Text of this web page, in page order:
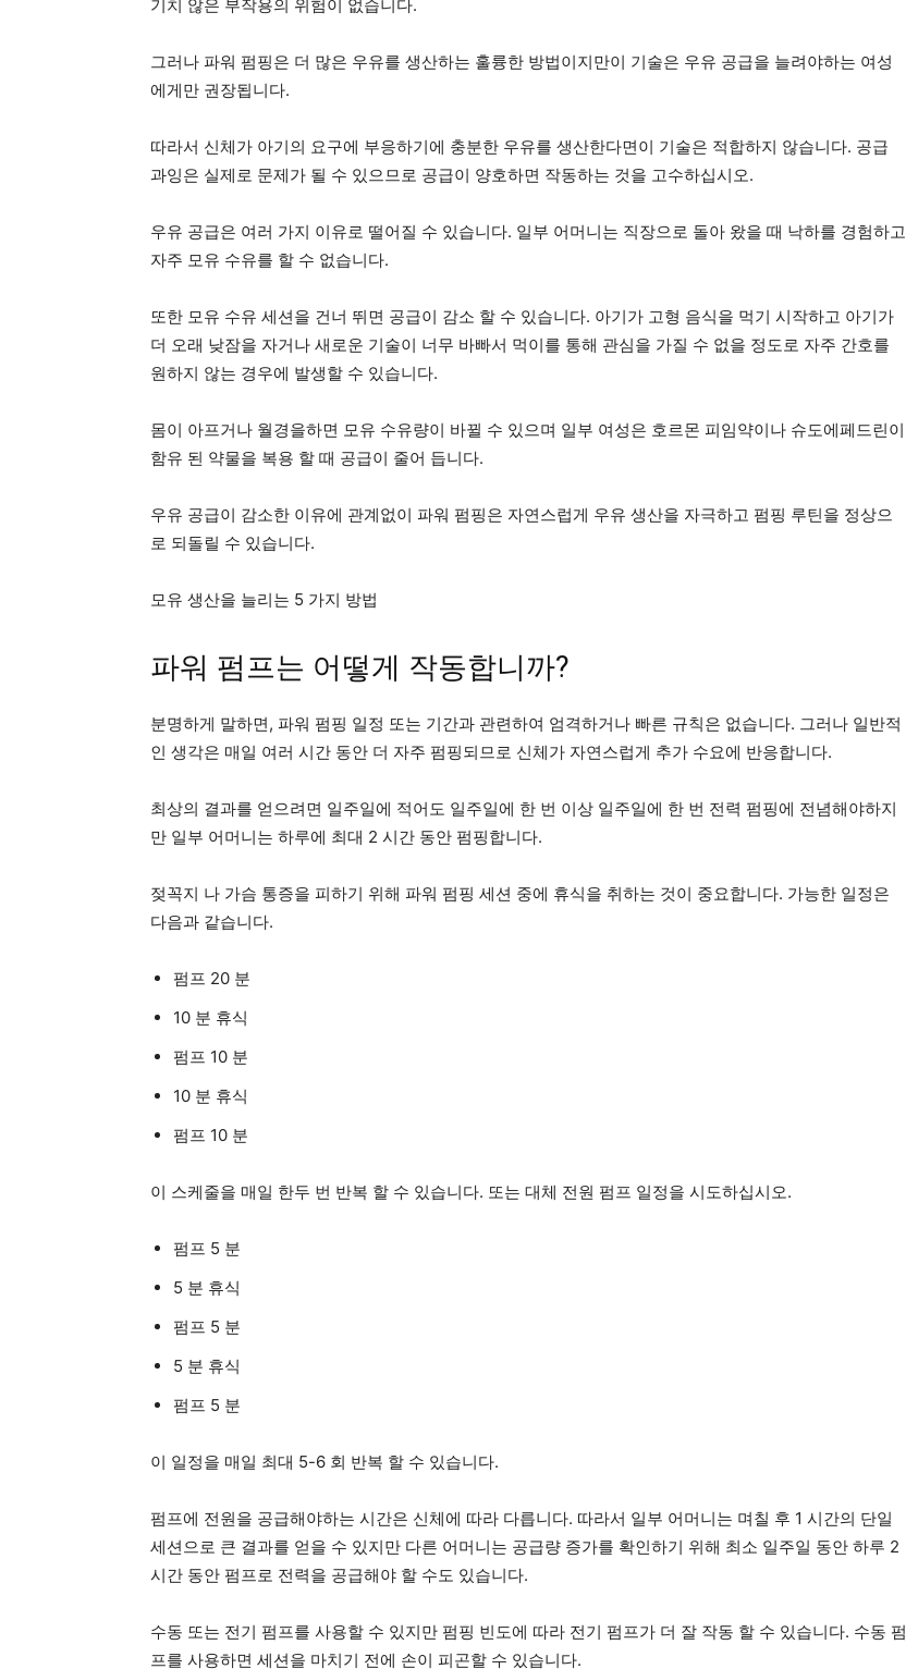
기치 않은 부작용의 위험이 없습니다.
그러나 파워 펌핑은 더 많은 우유를 생산하는 훌륭한 방법이지만이 기술은 우유 공급을 늘려야하는 여성
에게만 권장됩니다.
따라서 신체가 아기의 요구에 부응하기에 충분한 우유를 생산한다면이 기술은 적합하지 않습니다. 공급
과잉은 실제로 문제가 될 수 있으므로 공급이 양호하면 작동하는 것을 고수하십시오.
우유 공급은 여러 가지 이유로 떨어질 수 있습니다. 일부 어머니는 직장으로 돌아 왔을 때 낙하를 경험하고
자주 모유 수유를 할 수 없습니다.
또한 모유 수유 세션을 건너 뛰면 공급이 감소 할 수 있습니다. 아기가 고형 음식을 먹기 시작하고 아기가
더 오래 낮잠을 자거나 새로운 기술이 너무 바빠서 먹이를 통해 관심을 가질 수 없을 정도로 자주 간호를
원하지 않는 경우에 발생할 수 있습니다.
몸이 아프거나 월경을하면 모유 수유량이 바뀔 수 있으며 일부 여성은 호르몬 피임약이나 슈도에페드린이
함유 된 약물을 복용 할 때 공급이 줄어 듭니다.
우유 공급이 감소한 이유에 관계없이 파워 펌핑은 자연스럽게 우유 생산을 자극하고 펌핑 루틴을 정상으
로 되돌릴 수 있습니다.
모유 생산을 늘리는 5 가지 방법
파워 펌프는 어떻게 작동합니까?
분명하게 말하면, 파워 펌핑 일정 또는 기간과 관련하여 엄격하거나 빠른 규칙은 없습니다. 그러나 일반적
인 생각은 매일 여러 시간 동안 더 자주 펌핑되므로 신체가 자연스럽게 추가 수요에 반응합니다.
최상의 결과를 얻으려면 일주일에 적어도 일주일에 한 번 이상 일주일에 한 번 전력 펌핑에 전념해야하지
만 일부 어머니는 하루에 최대 2 시간 동안 펌핑합니다.
젖꼭지 나 가슴 통증을 피하기 위해 파워 펌핑 세션 중에 휴식을 취하는 것이 중요합니다. 가능한 일정은
다음과 같습니다.
펌프 20 분
10 분 휴식
펌프 10 분
10 분 휴식
펌프 10 분
이 스케줄을 매일 한두 번 반복 할 수 있습니다. 또는 대체 전원 펌프 일정을 시도하십시오.
펌프 5 분
5 분 휴식
펌프 5 분
5 분 휴식
펌프 5 분
이 일정을 매일 최대 5-6 회 반복 할 수 있습니다.
펌프에 전원을 공급해야하는 시간은 신체에 따라 다릅니다. 따라서 일부 어머니는 며칠 후 1 시간의 단일
세션으로 큰 결과를 얻을 수 있지만 다른 어머니는 공급량 증가를 확인하기 위해 최소 일주일 동안 하루 2
시간 동안 펌프로 전력을 공급해야 할 수도 있습니다.
수동 또는 전기 펌프를 사용할 수 있지만 펌핑 빈도에 따라 전기 펌프가 더 잘 작동 할 수 있습니다. 수동 펌
프를 사용하면 세션을 마치기 전에 손이 피곤할 수 있습니다.